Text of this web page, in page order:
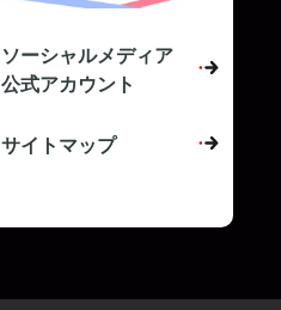
ソーシャルメディア
公式アカウント
サイトマップ